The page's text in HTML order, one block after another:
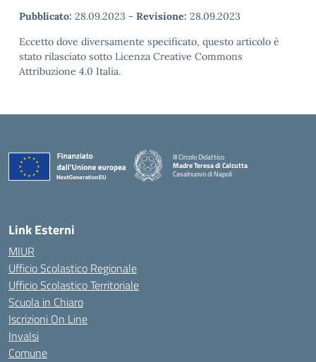
Pubblicato: 28.09.2023 - Revisione: 28.09.2023
Eccetto dove diversamente specificato, questo articolo è
stato rilasciato sotto Licenza Creative Commons
Attribuzione 4.0 Italia.
III Circolo Didattico
Madre Teresa di Calcutta
Casalnuovo di Napoli
— Visita la pagina iniziale della scuola
Link Esterni
MIUR
Ufficio Scolastico Regionale
Ufficio Scolastico Territoriale
Scuola in Chiaro
Iscrizioni On Line
Invalsi
Comune